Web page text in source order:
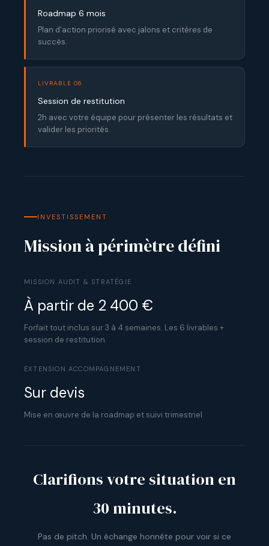
Roadmap 6 mois
Plan d'action priorisé avec jalons et critères de
succès.
LIVRABLE 06
Session de restitution
2h avec votre équipe pour présenter les résultats et
valider les priorités.
INVESTISSEMENT
Mission à périmètre défini
MISSION AUDIT & STRATÉGIE
À partir de 2 400 €
Forfait tout inclus sur 3 à 4 semaines. Les 6 livrables +
session de restitution.
EXTENSION ACCOMPAGNEMENT
Sur devis
Mise en œuvre de la roadmap et suivi trimestriel.
Clarifions votre situation en
30 minutes.
Pas de pitch. Un échange honnête pour voir si ce